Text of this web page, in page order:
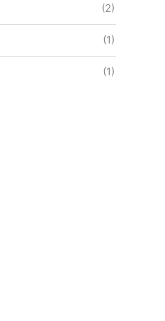
(2)
(1)
(1)